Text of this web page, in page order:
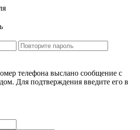
телефона выслано сообщение с
Для подтверждения введите его в